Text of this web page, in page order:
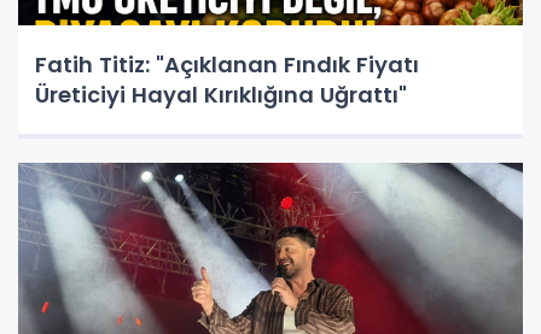
Fatih Titiz: "Açıklanan Fındık Fiyatı
Üreticiyi Hayal Kırıklığına Uğrattı"